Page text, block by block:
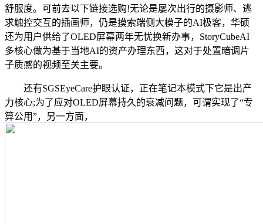
舒服度。可前去以下链接选购!无论是屡次出行的摄影师、逃
求触控交互的插画师，仍是摸索端侧大模子的AI极客，华硕
还为用户供给了OLED屏幕两年无忧换新办事，StoryCubeAI
多核心做为基于当地AI的资产办理东西，这对于处置暗调片
子质感的视频至关主要。
还有SGSEyeCare护眼认证，正在笔记本模式下它是出产
力核心;为了应对OLED屏幕持久的衰减问题，可谓实现了“专
算公用”，另一方面，